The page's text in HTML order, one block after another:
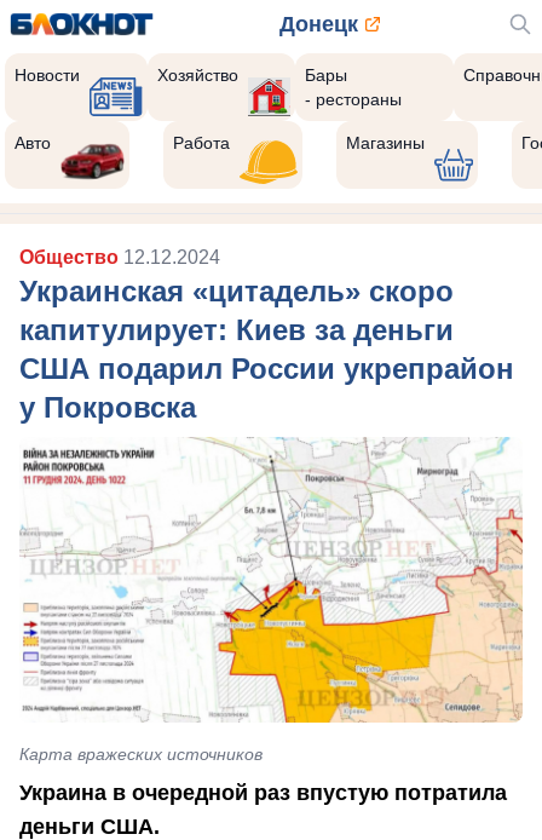
Донецк
Новости Хозяйство
Бары
- рестораны
Авто Работа Магазины
Общество 12.12.2024
Украинская «цитадель» скоро
капитулирует: Киев за деньги
США подарил России укрепрайон
у Покровска
Карта вражеских источников
Украина в очередной раз впустую потратила
деньги США.